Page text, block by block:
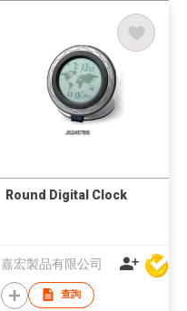
Round Digital Clock
嘉宏製品有限公司
查詢